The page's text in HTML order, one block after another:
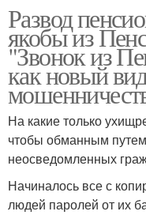
Развод
якобы из
"Звонок из
как новый
На какие только
чтобы обманным
неосведомленных
Начиналось все с
людей паролей от их